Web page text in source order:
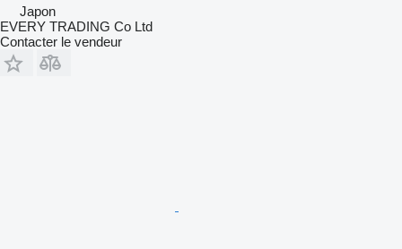
Japon
EVERY TRADING Co Ltd
Contacter le vendeur